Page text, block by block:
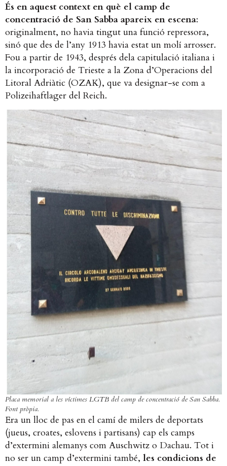
És en aquest context en què el camp de
concentració de San Sabba apareix en escena:
originalment, no havia tingut una funció repressora,
sinó que des de l’any 1913 havia estat un molí arrosser.
Fou a partir de 1943, després dela capitulació italiana i
la incorporació de Trieste a la Zona d’Operacions del
Litoral Adriàtic (OZAK), que va designar-se com a
Polizeihaftlager del Reich.
Placa memorial a les víctimes LGTB del camp de concentració de San Sabba.
Font pròpia.
Era un lloc de pas en el camí de milers de deportats
(jueus, croates, eslovens i partisans) cap els camps
d’extermini alemanys com Auschwitz o Dachau. Tot i
no ser un camp d’extermini també, les condicions de